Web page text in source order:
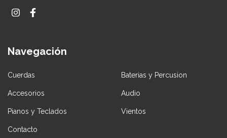
Navegación
Cuerdas Baterias y Percusion
Accesorios Audio
Pianos y Teclados Vientos
Contacto